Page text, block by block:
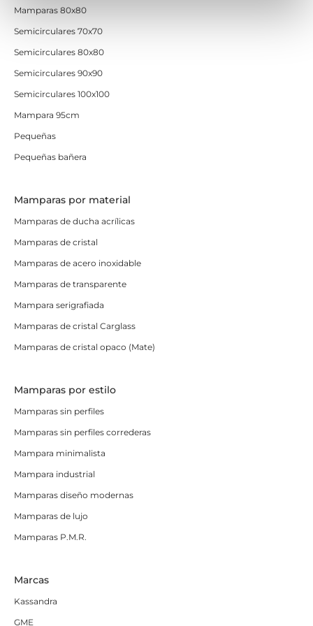
Mamparas 80x80
Semicirculares 70x70
Semicirculares 80x80
Semicirculares 90x90
Semicirculares 100x100
Mampara 95cm
Pequeñas
Pequeñas bañera
Mamparas por material
Mamparas de ducha acrílicas
Mamparas de cristal
Mamparas de acero inoxidable
Mamparas de transparente
Mampara serigrafiada
Mamparas de cristal Carglass
Mamparas de cristal opaco (Mate)
Mamparas por estilo
Mamparas sin perfiles
Mamparas sin perfiles correderas
Mampara minimalista
Mampara industrial
Mamparas diseño modernas
Mamparas de lujo
Mamparas P.M.R.
Marcas
Kassandra
GME